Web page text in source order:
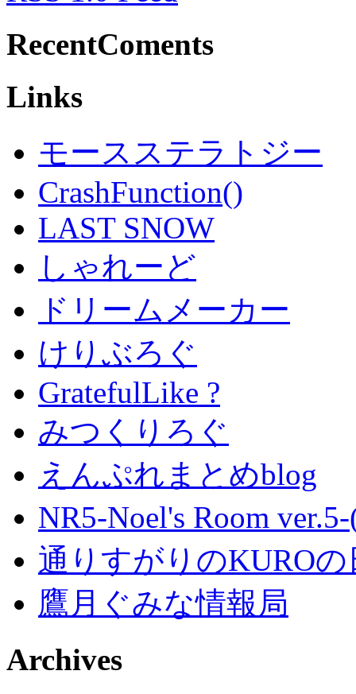
RecentComents
Links
モースステラトジー
CrashFunction()
LAST SNOW
しゃれーど
ドリームメーカー
けりぶろぐ
GratefulLike ?
みつくりろぐ
えんぷれまとめblog
NR5-Noel's Room
通りすがりのKURO
鷹月ぐみな情報局
Archives